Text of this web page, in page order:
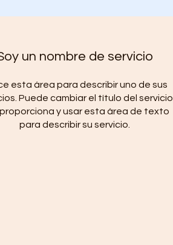
un nombre de servicio
esta área para describir uno de sus
Puede cambiar el título del servicio
y usar esta área de texto
para describir su servicio.